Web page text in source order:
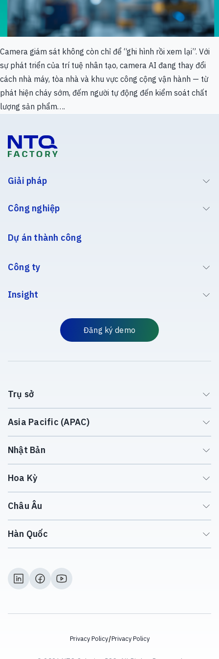
Camera giám sát không còn chỉ để “ghi hình rồi xem lại”. Với
sự phát triển của trí tuệ nhân tạo, camera AI đang thay đổi
cách nhà máy, tòa nhà và khu vực công cộng vận hành — từ
phát hiện cháy sớm, đếm người tự động đến kiểm soát chất
lượng sản phẩm….
Giải pháp
Công nghiệp
Dự án thành công
Công ty
Insight
Đăng ký demo
Trụ sở
Asia Pacific (APAC)
Nhật Bản
Hoa Kỳ
Châu Âu
Hàn Quốc
Privacy Policy/Privacy Policy